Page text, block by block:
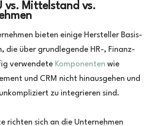
vs. Mittelstand vs.
bieten einige Hersteller Basis-
die über grundlegende HR-, Finanz-
verwendete Komponenten wie
und CRM nicht hinausgehen und
zu integrieren sind.
richten sich an die Unternehmen